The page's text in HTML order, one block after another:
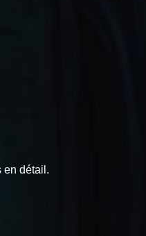
en détail.